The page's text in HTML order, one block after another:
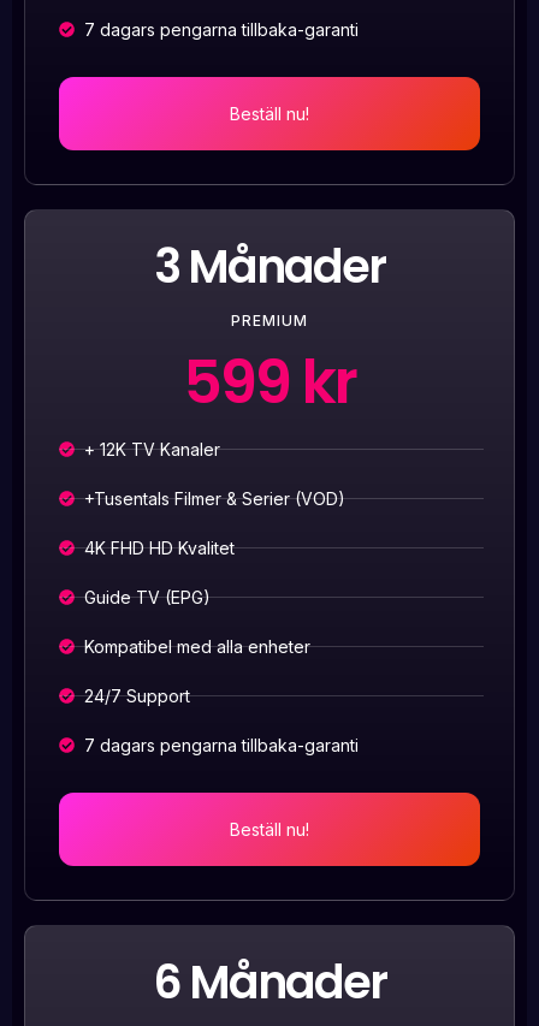
7 dagars pengarna tillbaka-garanti
Beställ nu!
3 Månader
PREMIUM
599 kr
+ 12K TV Kanaler
+Tusentals Filmer & Serier (VOD)
4K FHD HD Kvalitet
Guide TV (EPG)
Kompatibel med alla enheter
24/7 Support
7 dagars pengarna tillbaka-garanti
Beställ nu!
6 Månader